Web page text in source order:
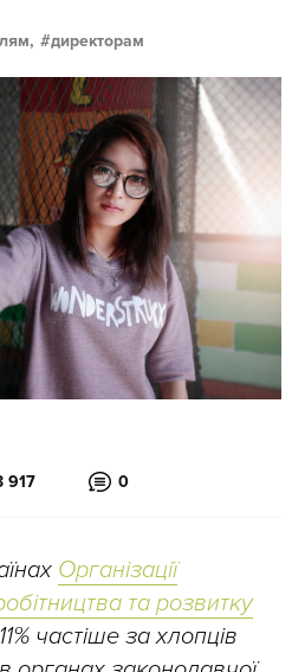
директорам
917 0
Організації
та розвитку
частіше за хлопців